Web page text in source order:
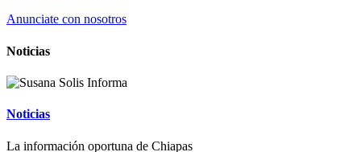
Anunciate con nosotros
Noticias
Noticias
La información oportuna de Chiapas